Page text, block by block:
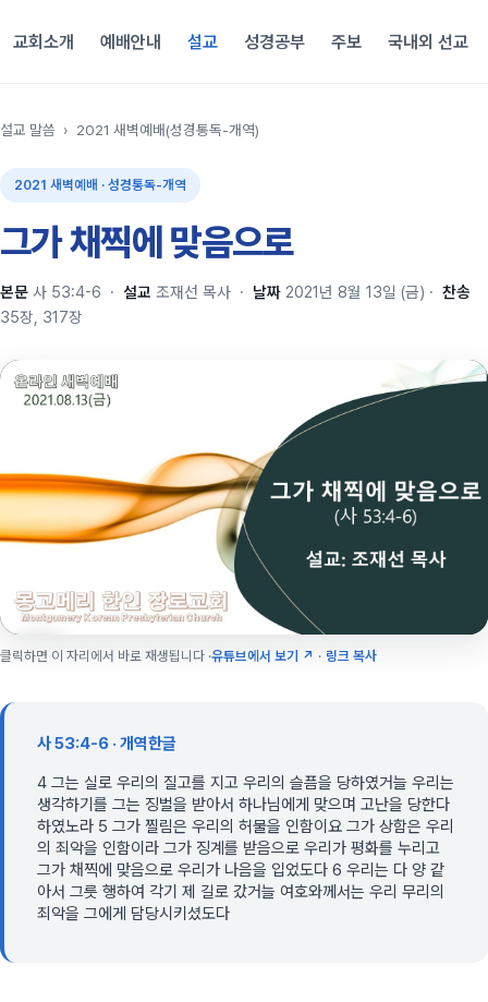
교회소개 예배안내 설교 성경공부 주보 국내외 선교
설교 말씀 › 2021 새벽예배(성경통독-개역)
2021 새벽예배 · 성경통독-개역
그가 채찍에 맞음으로
본문 사 53:4-6 · 설교 조재선 목사 · 날짜 2021년 8월 13일 (금) · 찬송
35장, 317장
클릭하면 이 자리에서 바로 재생됩니다 ·유튜브에서 보기 ↗ · 링크 복사
사 53:4-6 · 개역한글
4 그는 실로 우리의 질고를 지고 우리의 슬픔을 당하였거늘 우리는
생각하기를 그는 징벌을 받아서 하나님에게 맞으며 고난을 당한다
하였노라 5 그가 찔림은 우리의 허물을 인함이요 그가 상함은 우리
의 죄악을 인함이라 그가 징계를 받음으로 우리가 평화를 누리고
그가 채찍에 맞음으로 우리가 나음을 입었도다 6 우리는 다 양 같
아서 그릇 행하여 각기 제 길로 갔거늘 여호와께서는 우리 무리의
죄악을 그에게 담당시키셨도다